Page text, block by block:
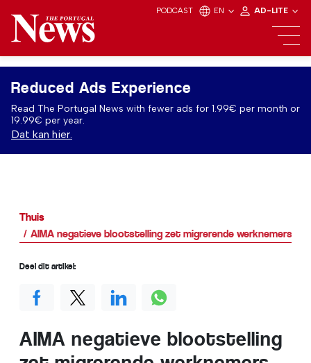
PODCAST EN AD-LITE
Reduced Ads Experience
Read The Portugal News with fewer ads for 1.99€ per month or
19.99€ per year.
Dat kan hier.
Thuis
AIMA negatieve blootstelling zet migrerende werknemers
AIMA negatieve blootstelling
Deel dit artikel: